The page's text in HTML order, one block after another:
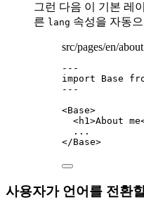
그런 다음 이 기본 레
른 lang 속성을 자동
src/pages/en/
---
import Base
---
<Base>
<h1>About me
...
</Base>
사용자가 언어를 전환